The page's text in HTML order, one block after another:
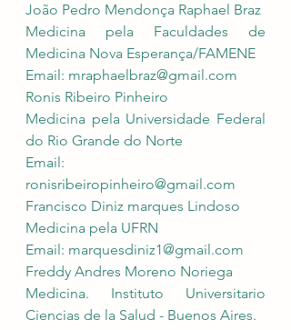
João Pedro Mendonça Raphael Braz
Medicina pela Faculdades de
Medicina Nova Esperança/FAMENE
Email: mraphaelbraz@gmail.com
Ronis Ribeiro Pinheiro
Medicina pela Universidade Federal
do Rio Grande do Norte
ronisribeiropinheiro@gmail.com
Francisco Diniz marques Lindoso
Medicina pela UFRN
Email: marquesdiniz1@gmail.com
Freddy Andres Moreno Noriega
Medicina. Instituto Universitario
Ciencias de la Salud - Buenos Aires.